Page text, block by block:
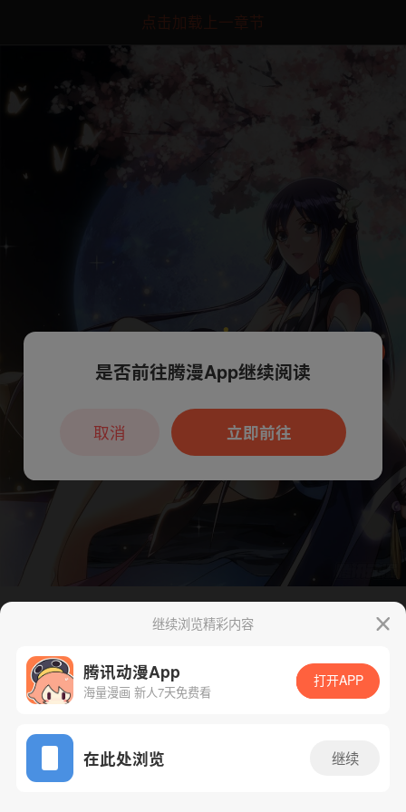
点击加载上一章节
App免费看
腾漫App免费看
继续浏览精彩内容
腾讯动漫App
海量漫画 新人7天免费看
打开APP
在此处浏览 继续
本章节仅支持App阅读，可打开App新用
户7天免费看
是否前往腾漫App继续阅读
立即前往
取消